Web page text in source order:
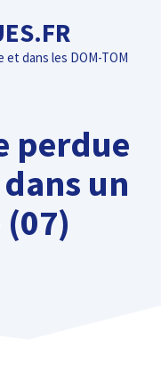
dans les DOM-TOM
perdue
un